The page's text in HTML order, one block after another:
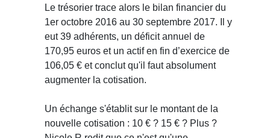
Le trésorier trace alors le bilan financier du
1er octobre 2016 au 30 septembre 2017. Il y
eut 39 adhérents, un déficit annuel de
170,95 euros et un actif en fin d’exercice de
106,05 € et conclut qu'il faut absolument
augmenter la cotisation.
Un échange s'établit sur le montant de la
nouvelle cotisation : 10 € ? 15 € ? Plus ?